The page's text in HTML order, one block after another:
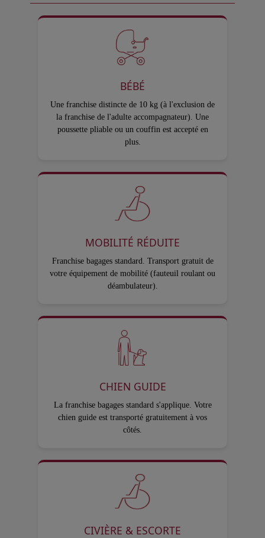
BÉBÉ
Une franchise distincte de 10 kg (à l'exclusion de
la franchise de l'adulte accompagnateur). Une
poussette pliable ou un couffin est accepté en
plus.
MOBILITÉ RÉDUITE
Franchise bagages standard. Transport gratuit de
votre équipement de mobilité (fauteuil roulant ou
déambulateur).
CHIEN GUIDE
La franchise bagages standard s'applique. Votre
chien guide est transporté gratuitement à vos
côtés.
CIVIÈRE & ESCORTE